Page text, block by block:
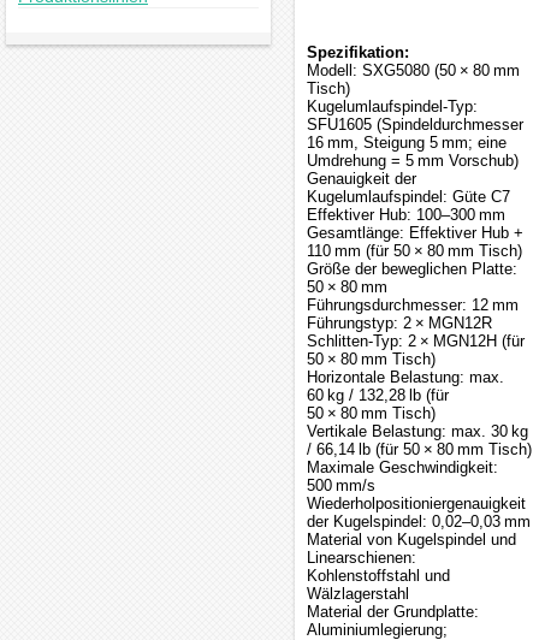
Spezifikation:
Modell: SXG5080 (50 × 80 mm
Tisch)
Kugelumlaufspindel-Typ:
SFU1605 (Spindeldurchmesser
16 mm, Steigung 5 mm; eine
Umdrehung = 5 mm Vorschub)
Genauigkeit der
Kugelumlaufspindel: Güte C7
Effektiver Hub: 100–300 mm
Gesamtlänge: Effektiver Hub +
110 mm (für 50 × 80 mm Tisch)
Größe der beweglichen Platte:
50 × 80 mm
Führungsdurchmesser: 12 mm
Führungstyp: 2 × MGN12R
Schlitten-Typ: 2 × MGN12H (für
50 × 80 mm Tisch)
Horizontale Belastung: max.
60 kg / 132,28 lb (für
50 × 80 mm Tisch)
Vertikale Belastung: max. 30 kg
/ 66,14 lb (für 50 × 80 mm Tisch)
Maximale Geschwindigkeit:
500 mm/s
Wiederholpositioniergenauigkeit
der Kugelspindel: 0,02–0,03 mm
Material von Kugelspindel und
Linearschienen:
Kohlenstoffstahl und
Wälzlagerstahl
Material der Grundplatte:
Aluminiumlegierung;